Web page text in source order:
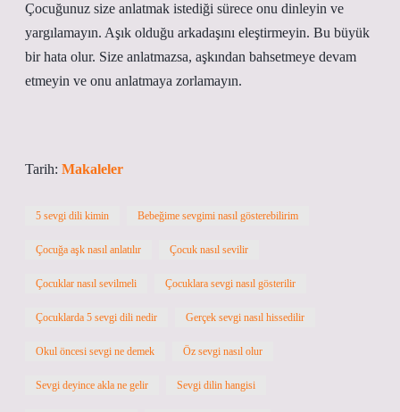
Çocuğunuz size anlatmak istediği sürece onu dinleyin ve
yargılamayın. Aşık olduğu arkadaşını eleştirmeyin. Bu büyük
bir hata olur. Size anlatmazsa, aşkından bahsetmeye devam
etmeyin ve onu anlatmaya zorlamayın.
Tarih: Makaleler
5 sevgi dili kimin Bebeğime sevgimi nasıl gösterebilirim
Çocuğa aşk nasıl anlatılır Çocuk nasıl sevilir
Çocuklar nasıl sevilmeli Çocuklara sevgi nasıl gösterilir
Çocuklarda 5 sevgi dili nedir Gerçek sevgi nasıl hissedilir
Okul öncesi sevgi ne demek Öz sevgi nasıl olur
Sevgi deyince akla ne gelir Sevgi dilin hangisi